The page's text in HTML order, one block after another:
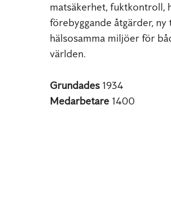
matsäkerhet, fuktkontroll,
förebyggande åtgärder,
hälsosamma miljöer för
världen.
Grundades 1934
Medarbetare 1400